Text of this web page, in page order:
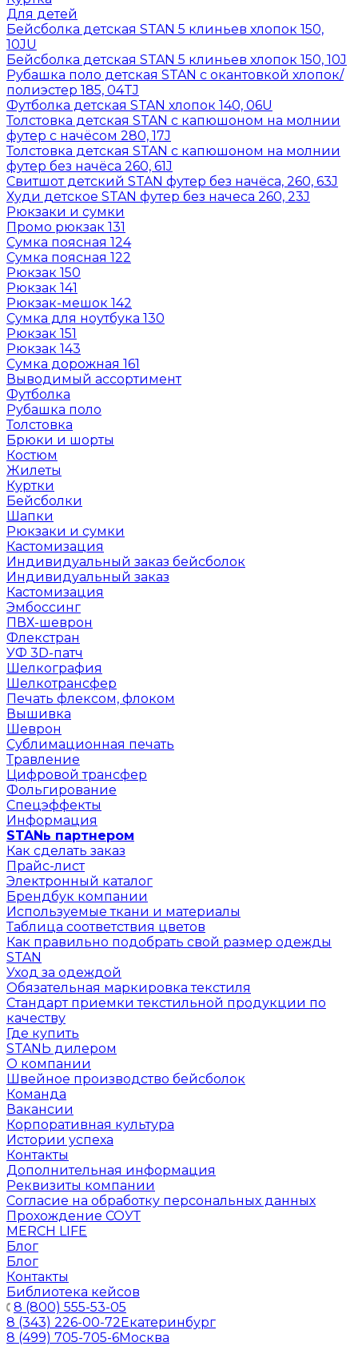
Для детей
Бейсболка детская STAN 5 клиньев хлопок 150,
10JU
Бейсболка детская STAN 5 клиньев хлопок 150, 10J
Рубашка поло детская STAN с окантовкой хлопок/
полиэстер 185, 04TJ
Футболка детская STAN хлопок 140, 06U
Толстовка детская STAN с капюшоном на молнии
футер с начёсом 280, 17J
Толстовка детская STAN с капюшоном на молнии
футер без начёса 260, 61J
Свитшот детский STAN футер без начёса, 260, 63J
Худи детское STAN футер без начеса 260, 23J
Рюкзаки и сумки
Промо рюкзак 131
Сумка поясная 124
Сумка поясная 122
Рюкзак 150
Рюкзак 141
Рюкзак-мешок 142
Сумка для ноутбука 130
Рюкзак 151
Рюкзак 143
Сумка дорожная 161
Выводимый ассортимент
Футболка
Рубашка поло
Толстовка
Брюки и шорты
Костюм
Жилеты
Куртки
Бейсболки
Шапки
Рюкзаки и сумки
Кастомизация
Индивидуальный заказ бейсболок
Индивидуальный заказ
Кастомизация
Эмбоссинг
ПВХ-шеврон
Флекстран
УФ 3D-патч
Шелкография
Шелкотрансфер
Печать флексом, флоком
Вышивка
Шеврон
Сублимационная печать
Травление
Цифровой трансфер
Фольгирование
Спецэффекты
Информация
STANь партнером
Как сделать заказ
Прайс-лист
Электронный каталог
Брендбук компании
Используемые ткани и материалы
Таблица соответствия цветов
Как правильно подобрать свой размер одежды
STAN
Уход за одеждой
Обязательная маркировка текстиля
Стандарт приемки текстильной продукции по
качеству
Где купить
STANЬ дилером
О компании
Швейное производство бейсболок
Команда
Вакансии
Корпоративная культура
Истории успеха
Контакты
Дополнительная информация
Реквизиты компании
Согласие на обработку персональных данных
Прохождение СОУТ
MERCH LIFE
Блог
Блог
Контакты
Библиотека кейсов
8 (800) 555-53-05
8 (343) 226-00-72Екатеринбург
8 (499) 705-705-6Москва